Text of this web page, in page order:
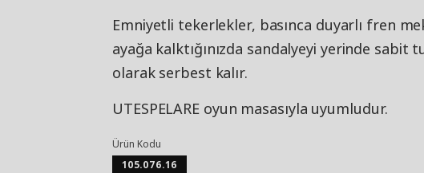
Emniyetli tekerlekler, basınca duyarlı fren
ayağa kalktığınızda sandalyeyi yerinde
olarak serbest kalır.
UTESPELARE oyun masasıyla uyumludur.
Ürün Kodu
105.076.16